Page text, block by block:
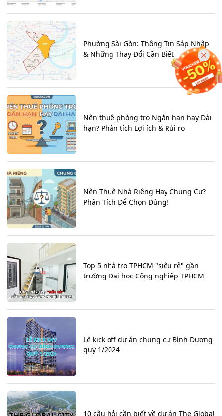
Phường Sài Gòn: Thông Tin Sáp Nhập
& Những Thay Đổi Cần Biết
Nên thuê phòng trọ Ngắn hạn hay Dài
hạn? Phân tích Lợi ích & Rủi ro
Nên Thuê Nhà Riêng Hay Chung Cư?
Phân Tích Để Chọn Đúng!
Top 5 nhà trọ TPHCM "siêu rẻ" gần
trường Đại học Công nghiệp TPHCM
Lễ kick off dự án chung cư Bình Dương
quý 1/2024
10 câu hỏi cần biết về dự án The Global